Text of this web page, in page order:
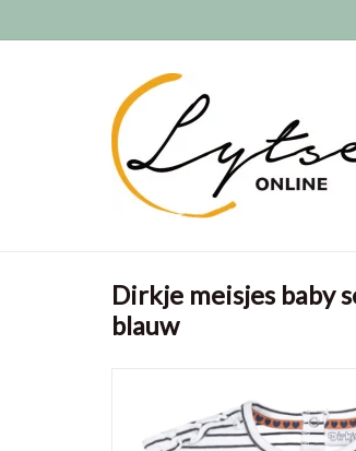
Dirkje meisjes baby
blauw